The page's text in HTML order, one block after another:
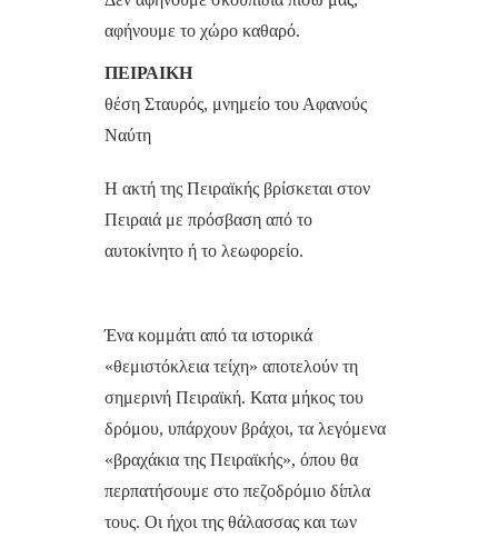
αφήνουμε το χώρο καθαρό.
ΠΕΙΡΑΙΚΗ
θέση Σταυρός, μνημείο του Αφανούς
Ναύτη
Η ακτή της Πειραϊκής βρίσκεται στον
Πειραιά με πρόσβαση από το
αυτοκίνητο ή το λεωφορείο.
Ένα κομμάτι από τα ιστορικά
«θεμιστόκλεια τείχη» αποτελούν τη
σημερινή Πειραϊκή. Κατα μήκος του
δρόμου, υπάρχουν βράχοι, τα λεγόμενα
«βραχάκια της Πειραϊκής», όπου θα
περπατήσουμε στο πεζοδρόμιο δίπλα
τους. Οι ήχοι της θάλασσας και των